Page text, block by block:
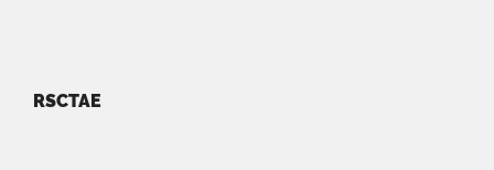
RSCTAE